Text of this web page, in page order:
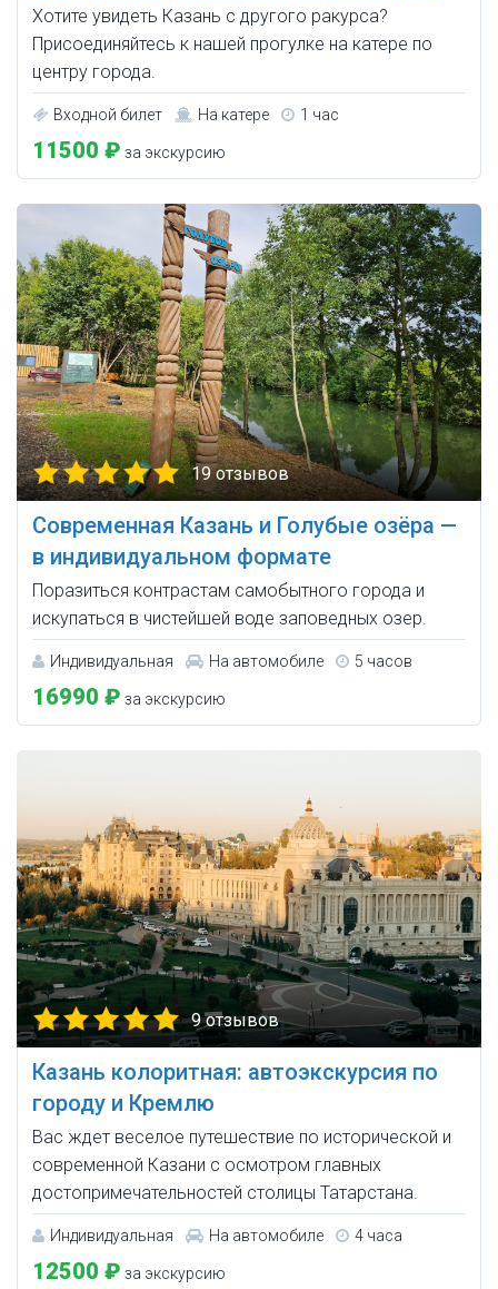
Хотите увидеть Казань с другого ракурса?
Присоединяйтесь к нашей прогулке на катере по
центру города.
Входной билет На катере 1 час
11500 ₽ за экскурсию
19 отзывов
Современная Казань и Голубые озёра —
в индивидуальном формате
Поразиться контрастам самобытного города и
искупаться в чистейшей воде заповедных озер.
Индивидуальная На автомобиле 5 часов
16990 ₽ за экскурсию
9 отзывов
Казань колоритная: автоэкскурсия по
городу и Кремлю
Вас ждет веселое путешествие по исторической и
современной Казани с осмотром главных
достопримечательностей столицы Татарстана.
Индивидуальная На автомобиле 4 часа
12500 ₽ за экскурсию